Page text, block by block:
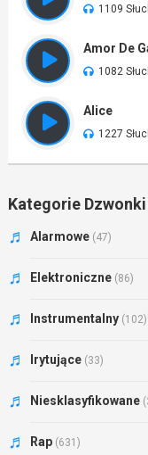
1109
Amor De
1082
Alice
1227
Kategorie
Alarmowe (47)
Elektroniczne (86)
Instrumentalny (102)
Irytujące (33)
Niesklasyfikowane
Rap (631)